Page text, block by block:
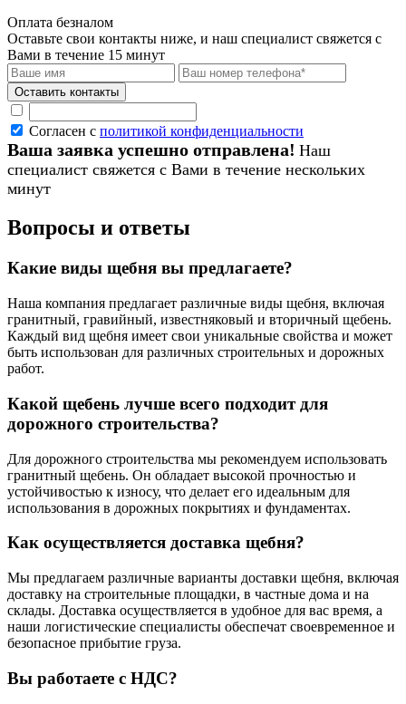
Оплата безналом
Оставьте свои контакты ниже, и наш специалист свяжется с
Вами в течение 15 минут
Согласен с политикой конфиденциальности
Ваша заявка успешно отправлена! Наш
специалист свяжется с Вами в течение нескольких
минут
Вопросы и ответы
Какие виды щебня вы предлагаете?
Наша компания предлагает различные виды щебня, включая
гранитный, гравийный, известняковый и вторичный щебень.
Каждый вид щебня имеет свои уникальные свойства и может
быть использован для различных строительных и дорожных
работ.
Какой щебень лучше всего подходит для
дорожного строительства?
Для дорожного строительства мы рекомендуем использовать
гранитный щебень. Он обладает высокой прочностью и
устойчивостью к износу, что делает его идеальным для
использования в дорожных покрытиях и фундаментах.
Как осуществляется доставка щебня?
Мы предлагаем различные варианты доставки щебня, включая
доставку на строительные площадки, в частные дома и на
склады. Доставка осуществляется в удобное для вас время, а
наши логистические специалисты обеспечат своевременное и
безопасное прибытие груза.
Вы работаете с НДС?